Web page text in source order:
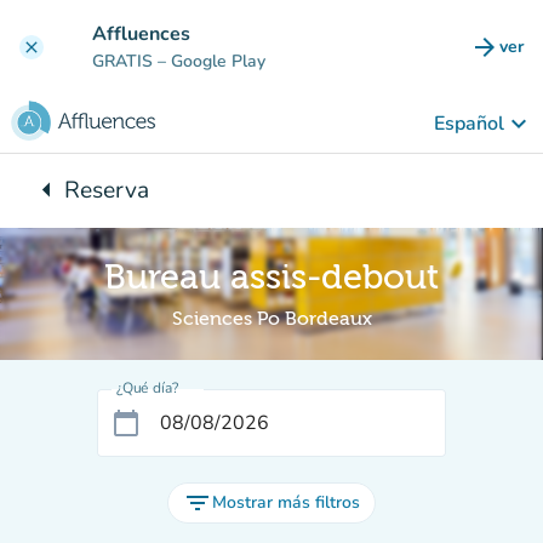
clear Affluences
GRATIS – Google Play arrow_forward ver
Español keyboard_arrow_down
arrow_leftVuelta:
Reserva
Bureau assis-debout
Sciences Po Bordeaux
¿Qué día?
calendar_today
filter_list Mostrar más filtros